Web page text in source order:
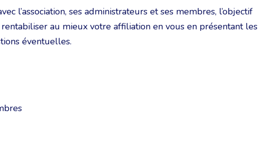
l’association, ses administrateurs et ses membres, l’objectif
au mieux votre affiliation en vous en présentant les
éventuelles.